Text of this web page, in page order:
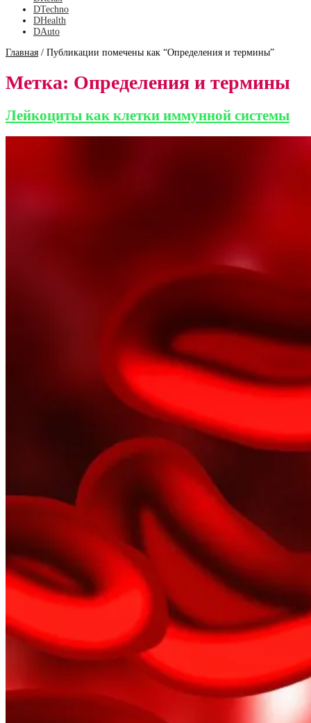
DTechno
DHealth
DAuto
Главная / Публикации помечены как “Определения и термины”
Метка: Определения и термины
Лейкоциты как клетки иммунной системы